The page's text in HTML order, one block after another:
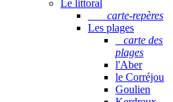
Le littoral
carte-repères
Les plages
carte des
plages
l'Aber
le Corréjou
Goulien